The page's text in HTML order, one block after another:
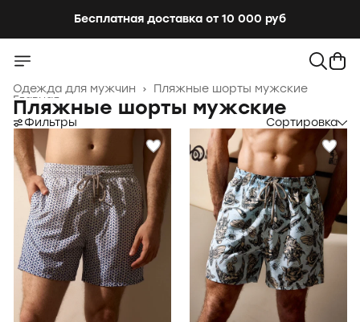
Бесплатная доставка от 10 000 руб
Пляжные шорты мужские
Одежда для мужчин ›
Главная
Пляжные шорты мужские
Фильтры Сортировка